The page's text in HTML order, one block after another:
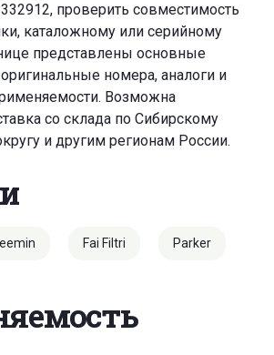
332912, проверить совместимость
каталожному или серийному
представлены основные
оригинальные номера, аналоги и
Возможна
со склада по Сибирскому
и другим регионам России.
Fai Filtri Parker